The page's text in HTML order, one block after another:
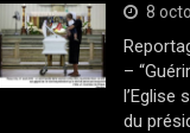
8
–
l’Eglise
du